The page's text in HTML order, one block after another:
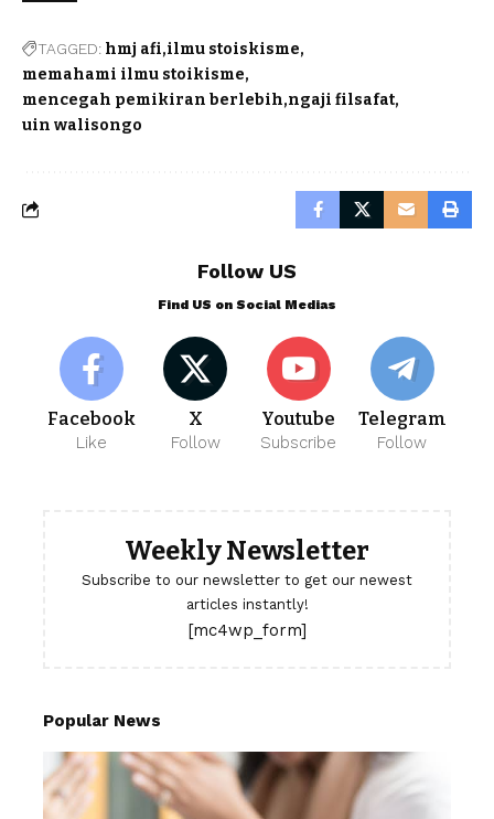
TAGGED: hmj afi ilmu stoiskisme
memahami ilmu stoikisme
mencegah pemikiran berlebih ngaji filsafat
uin walisongo
Follow US
Find US on Social Medias
Facebook
Like
X
Follow
Youtube
Subscribe
Telegram
Follow
Weekly Newsletter
Subscribe to our newsletter to get our newest
articles instantly!
[mc4wp_form]
Popular News